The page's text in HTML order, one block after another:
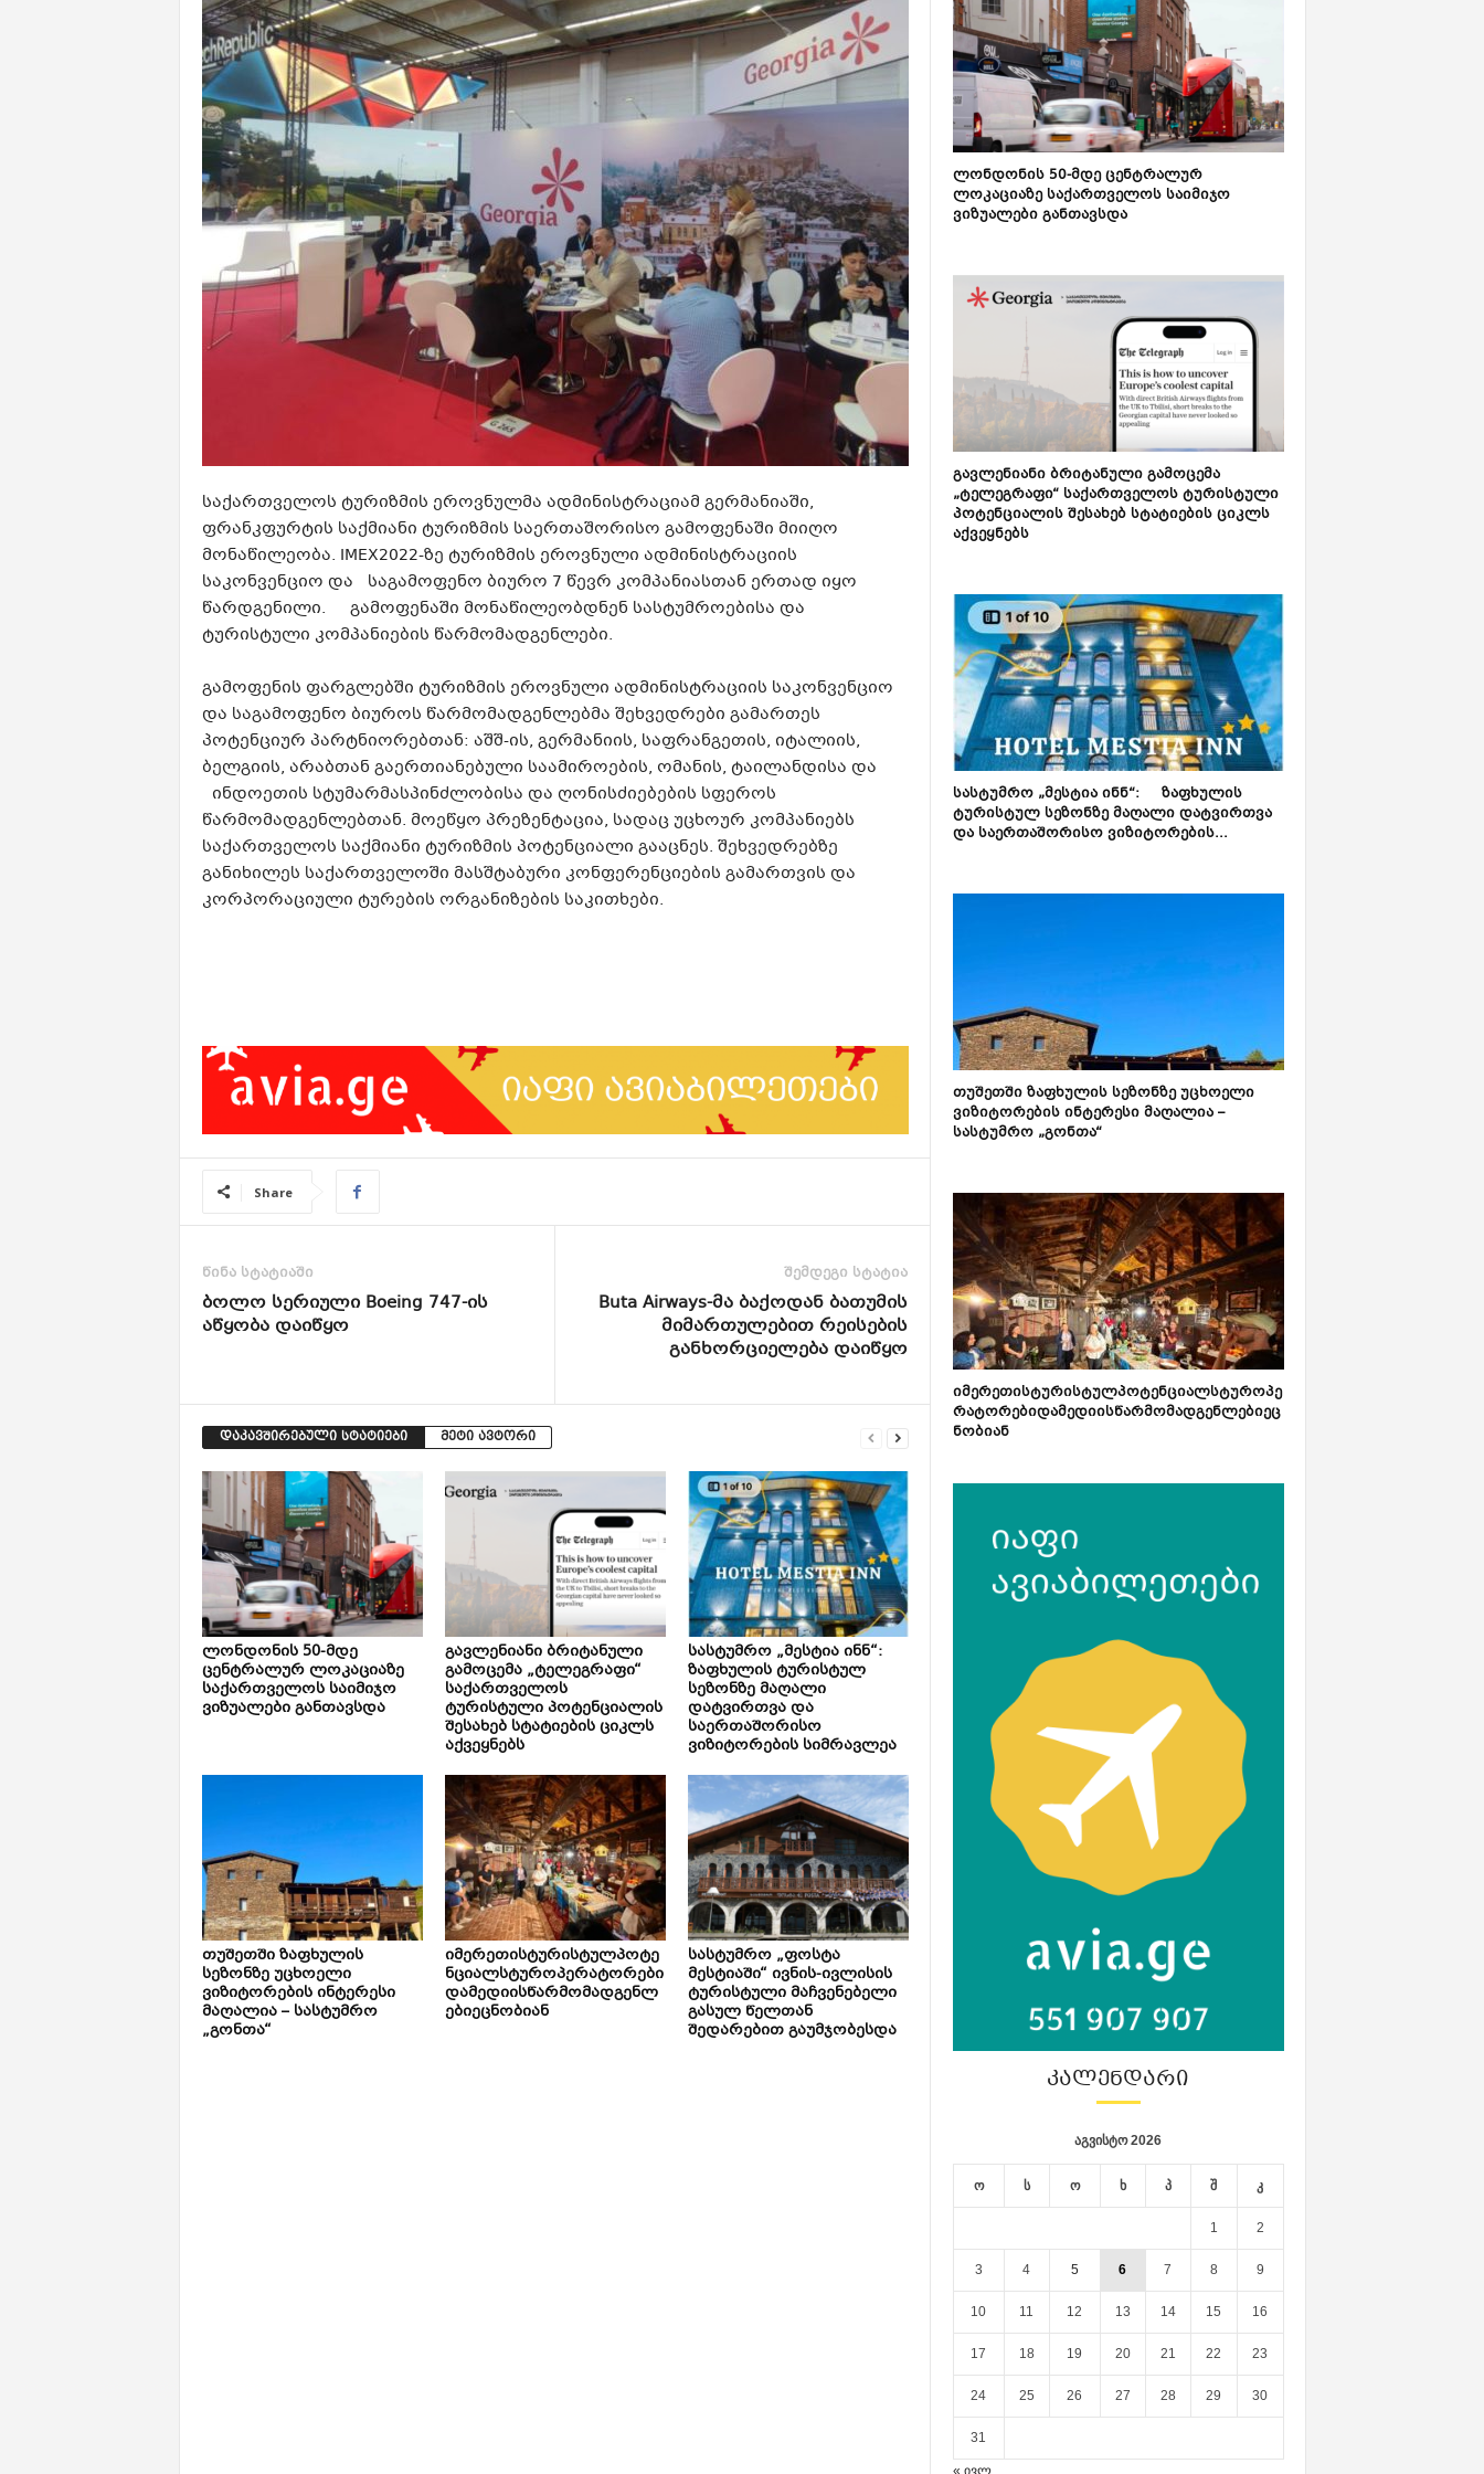
საქართველოს ტურიზმის ეროვნულმა ადმინისტრაციამ გერმანიაში,
ფრანკფურტის საქმიანი ტურიზმის საერთაშორისო გამოფენაში მიიღო
მონაწილეობა. IMEX2022-ზე ტურიზმის ეროვნული ადმინისტრაციის
საკონვენციო და საგამოფენო ბიურო 7 წევრ კომპანიასთან ერთად იყო
წარდგენილი. გამოფენაში მონაწილეობდნენ სასტუმროებისა და
ტურისტული კომპანიების წარმომადგენლები.
გამოფენის ფარგლებში ტურიზმის ეროვნული ადმინისტრაციის საკონვენციო
და საგამოფენო ბიუროს წარმომადგენლებმა შეხვედრები გამართეს
პოტენციურ პარტნიორებთან: აშშ-ის, გერმანიის, საფრანგეთის, იტალიის,
ბელგიის, არაბთან გაერთიანებული საამიროების, ომანის, ტაილანდისა და
ინდოეთის სტუმარმასპინძლობისა და ღონისძიებების სფეროს
წარმომადგენლებთან. მოეწყო პრეზენტაცია, სადაც უცხოურ კომპანიებს
საქართველოს საქმიანი ტურიზმის პოტენციალი გააცნეს. შეხვედრებზე
განიხილეს საქართველოში მასშტაბური კონფერენციების გამართვის და
კორპორაციული ტურების ორგანიზების საკითხები.
Share
წინა სტატიაში
ბოლო სერიული Boeing 747-ის
აწყობა დაიწყო
შემდეგი სტატია
Buta Airways-მა ბაქოდან ბათუმის
მიმართულებით რეისების
განხორციელება დაიწყო
დაკავშირებული სტატიები მეტი ავტორი
ლონდონის 50-მდე
ცენტრალურ ლოკაციაზე
საქართველოს საიმიჯო
ვიზუალები განთავსდა
გავლენიანი ბრიტანული
გამოცემა „ტელეგრაფი“
საქართველოს
ტურისტული პოტენციალის
შესახებ სტატიების ციკლს
აქვეყნებს
სასტუმრო „მესტია ინნ“:
ზაფხულის ტურისტულ
სეზონზე მაღალი
დატვირთვა და
საერთაშორისო
ვიზიტორების სიმრავლეა
თუშეთში ზაფხულის
სეზონზე უცხოელი
ვიზიტორების ინტერესი
მაღალია – სასტუმრო
„გონთა“
იმერეთისტურისტულპოტე
ნციალსტუროპერატორები
დამედიისწარმომადგენლ
ებიეცნობიან
სასტუმრო „ფოსტა
მესტიაში“ ივნის-ივლისის
ტურისტული მაჩვენებელი
გასულ წელთან
შედარებით გაუმჯობესდა
ლონდონის 50-მდე ცენტრალურ
ლოკაციაზე საქართველოს საიმიჯო
ვიზუალები განთავსდა
გავლენიანი ბრიტანული გამოცემა
„ტელეგრაფი“ საქართველოს ტურისტული
პოტენციალის შესახებ სტატიების ციკლს
აქვეყნებს
სასტუმრო „მესტია ინნ“: ზაფხულის
ტურისტულ სეზონზე მაღალი დატვირთვა
და საერთაშორისო ვიზიტორების...
თუშეთში ზაფხულის სეზონზე უცხოელი
ვიზიტორების ინტერესი მაღალია –
სასტუმრო „გონთა“
იმერეთისტურისტულპოტენციალსტუროპე
რატორებიდამედიისწარმომადგენლებიეც
ნობიან
ᲙᲐᲚᲔᲜᲓᲐᲠᲘ
აგვისტო 2026
ო ს ო ხ პ შ კ
1 2
3 4 5 6 7 8 9
10 11 12 13 14 15 16
17 18 19 20 21 22 23
24 25 26 27 28 29 30
31